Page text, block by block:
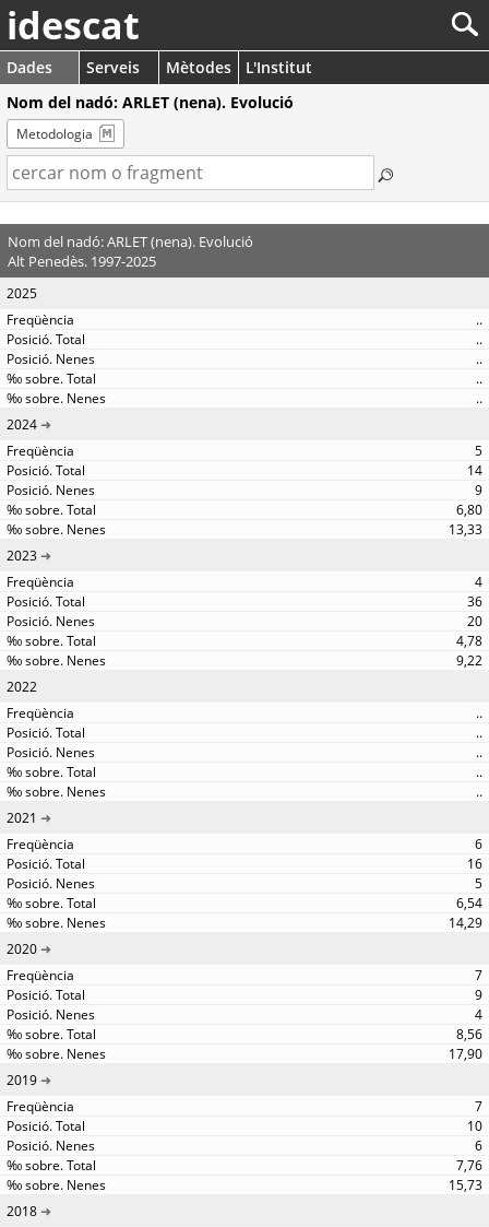
idescat
Dades Serveis Mètodes
L'Institut
Nom del nadó: ARLET (nena). Evolució
Metodologia
Nom del nadó: ARLET (nena). Evolució
Alt Penedès. 1997-2025
2025
..
..
..
..
..
2024
5
14
9
6,80
13,33
2023
4
36
20
4,78
9,22
2022
..
..
..
..
..
2021
6
16
5
6,54
14,29
2020
7
9
4
8,56
17,90
2019
7
10
6
7,76
15,73
2018